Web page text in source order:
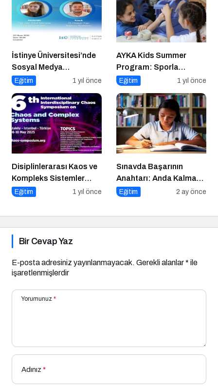
İstinye Üniversitesi’nde
Sosyal Medya
Okuryazarlığına Eleştirel
Yaşa Konuk Oldu
Eğitim 1 yıl önce
AYKA Kids Summer
Program: Sporla
Geleceğe Yönelik Bir
Eğitim 1 yıl önce
Disiplinlerarası Kaos ve
Kompleks Sistemler
Sempozyumu İçin Geri
Eğitim 1 yıl önce
Sınavda Başarının
Anahtarı: Anda Kalmak
ve Duygu Yönetimi
Eğitim 2 ay önce
Bir Cevap Yaz
E-posta adresiniz yayınlanmayacak. Gerekli alanlar* ile
işaretlenmişlerdir
Yorumunuz *
Adınız *